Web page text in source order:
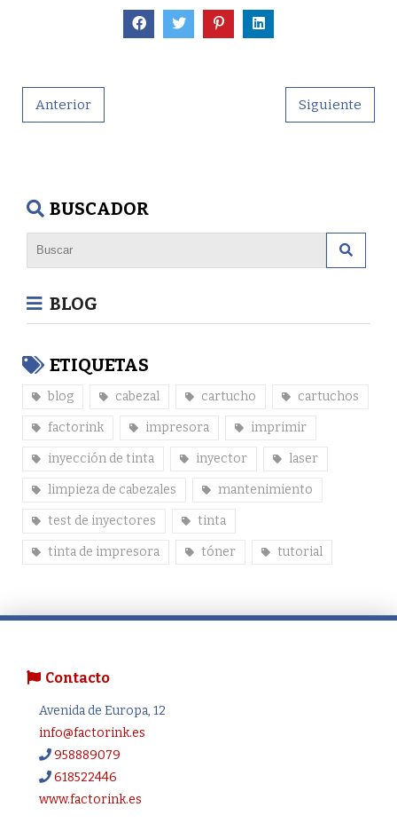
Anterior Siguiente
BUSCADOR
BLOG
ETIQUETAS
blog cabezal cartucho cartuchos
factorink impresora imprimir
inyección de tinta inyector laser
limpieza de cabezales mantenimiento
test de inyectores tinta
tinta de impresora tóner tutorial
Contacto
Avenida de Europa, 12
info@factorink.es
958889079
618522446
www.factorink.es